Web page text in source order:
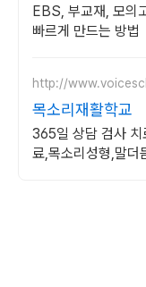
EBS, 부교재, 모의
빠르게 만드는 방법
http://
목소리재활학교
365일 상담 검사 치
료,목소리성형,말더